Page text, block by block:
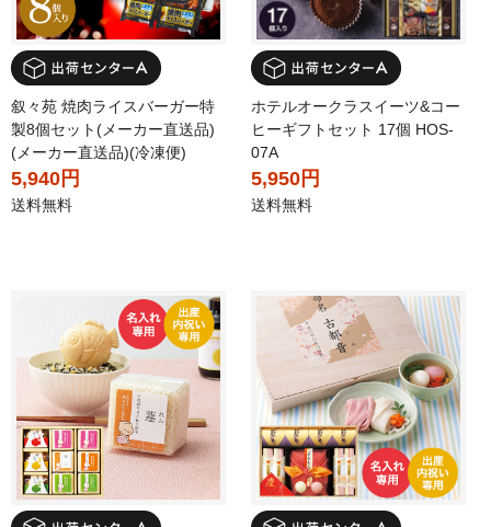
叙々苑 焼肉ライスバーガー特
製8個セット(メーカー直送品)
(メーカー直送品)(冷凍便)
5,940円
送料無料
ホテルオークラスイーツ&コー
ヒーギフトセット 17個 HOS-
07A
5,950円
送料無料